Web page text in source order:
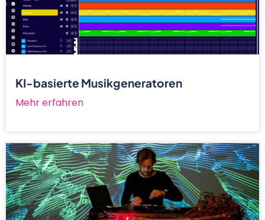
KI-basierte Musikgeneratoren
Mehr erfahren